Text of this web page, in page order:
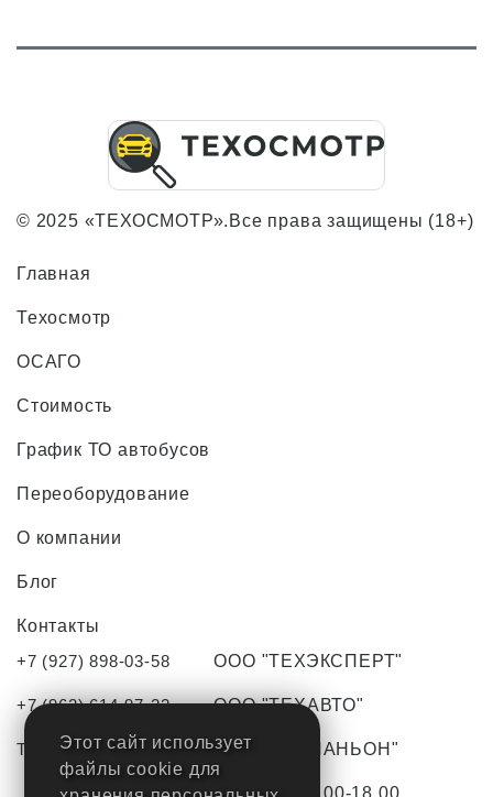
© 2025 «ТЕХОСМОТР».Все права защищены (18+)
Главная
Техосмотр
ОСАГО
Стоимость
График ТО автобусов
Переоборудование
О компании
Блог
Контакты
+7 (927) 898-03-58
+7 (962) 614-97-22
TO-tlt63@yandex.ru
ООО "ТЕХЭКСПЕРТ"
ООО "ТЕХАВТО"
ООО "КОМПАНЬОН"
С Пн-Пт с 9.00-18.00
Этот сайт использует
файлы cookie для